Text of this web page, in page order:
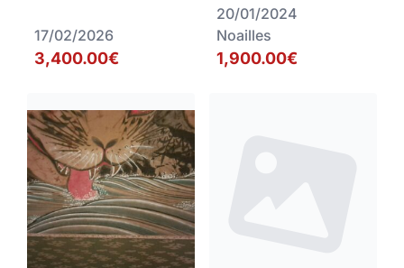
17/02/2026
3,400.00€
20/01/2024
Noailles
1,900.00€